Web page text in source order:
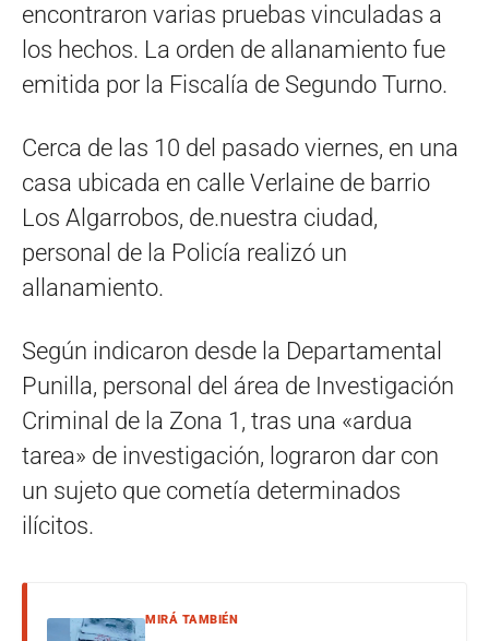
encontraron varias pruebas vinculadas a
los hechos. La orden de allanamiento fue
emitida por la Fiscalía de Segundo Turno.
Cerca de las 10 del pasado viernes, en una
casa ubicada en calle Verlaine de barrio
Los Algarrobos, de.nuestra ciudad,
personal de la Policía realizó un
allanamiento.
Según indicaron desde la Departamental
Punilla, personal del área de Investigación
Criminal de la Zona 1, tras una «ardua
tarea» de investigación, lograron dar con
un sujeto que cometía determinados
ilícitos.
MIRÁ TAMBIÉN